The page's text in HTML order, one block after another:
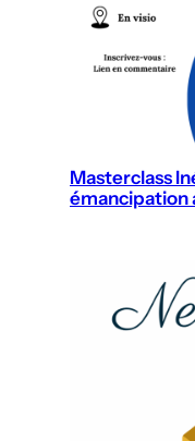
Masterclass
émancipation